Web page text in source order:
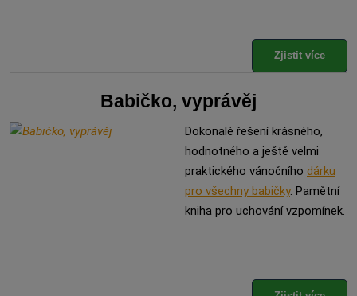
Zjistit více
Babičko, vyprávěj
Dokonalé řešení krásného,
hodnotného a ještě velmi
praktického vánočního dárku
pro všechny babičky. Pamětní
kniha pro uchování vzpomínek.